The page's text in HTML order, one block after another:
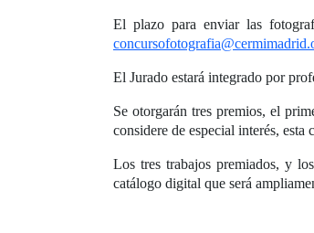
El plazo para enviar las
El Jurado estará integrado por
Se otorgarán tres premios, el
considere de especial interés, esta
Los tres trabajos premiados, y
catálogo digital que será